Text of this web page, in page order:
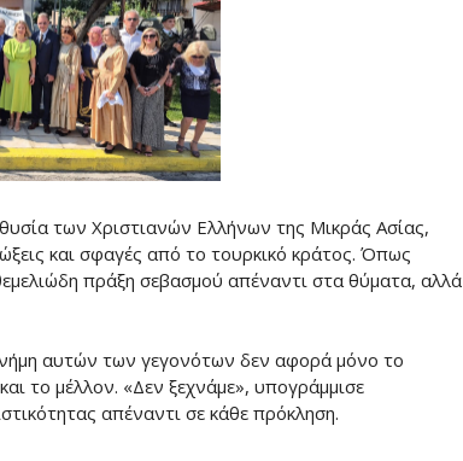
των Χριστιανών Ελλήνων της Μικράς Ασίας,
και σφαγές από το τουρκικό κράτος. Όπως
πράξη σεβασμού απέναντι στα θύματα, αλλά
αυτών των γεγονότων δεν αφορά μόνο το
το μέλλον. «Δεν ξεχνάμε», υπογράμμισε
απέναντι σε κάθε πρόκληση.